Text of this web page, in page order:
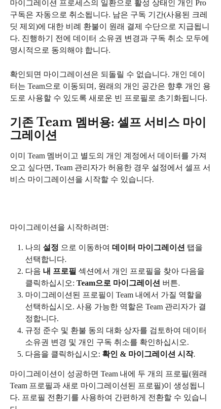
마이그레이션 프로세스의 일환으로 활성 상태인 개인 Pro
구독은 자동으로 취소됩니다. 남은 구독 기간(사용된 크레
딧 제외)에 대한 비례 환불이 원래 결제 수단으로 지급됩니
다. 진행하기 전에 데이터 소유권 변경과 구독 취소 모두에
명시적으로 동의해야 합니다.
확인되면 마이그레이션은 되돌릴 수 없습니다. 개인 데이
터는 Team으로 이동되며, 원래의 개인 공간은 향후 개인 용
도로 사용할 수 있도록 새로운 빈 프로필로 초기화됩니다.
기존 Team 멤버용: 셀프 서비스 마이
그레이션
이미 Team 멤버이고 별도의 개인 계정에서 데이터를 가져
오고 싶다면, Team 관리자가 허용한 경우 설정에서 셀프 서
비스 마이그레이션을 시작할 수 있습니다.
마이그레이션을 시작하려면:
나의 설정 으로 이동하여 데이터 마이그레이션 탭을
선택합니다.
다음 내 프로필 섹션에서 개인 프로필을 찾아 다음을
클릭하십시오: Team으로 마이그레이션 버튼.
마이그레이션된 프로필이 Team 내에서 가질 역할을
선택하십시오. 사용 가능한 역할은 Team 관리자가 결
정합니다.
규정 준수 및 환불 동의 대화 상자를 검토하여 데이터
소유권 변경 및 개인 구독 취소를 확인하십시오.
다음을 클릭하십시오: 확인 & 마이그레이션 시작.
마이그레이션이 성공하면 Team 내에 두 개의 프로필(원래
Team 프로필과 새로 마이그레이션된 프로필)이 생성됩니
다. 프로필 전환기를 사용하여 간편하게 전환할 수 있습니